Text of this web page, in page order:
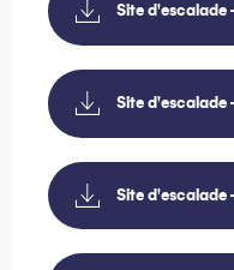
Site d'escalade
Site d'escalade
Site d'escalade